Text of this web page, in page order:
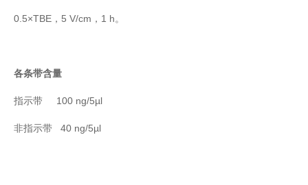
0.5×TBE，5 V/cm，1 h。
各条带含量
指示带 100 ng/5µl
非指示带 40 ng/5µl